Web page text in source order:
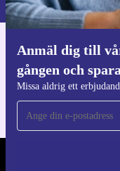
Anmäl dig till
gången och
Missa aldrig ett
REFURBED